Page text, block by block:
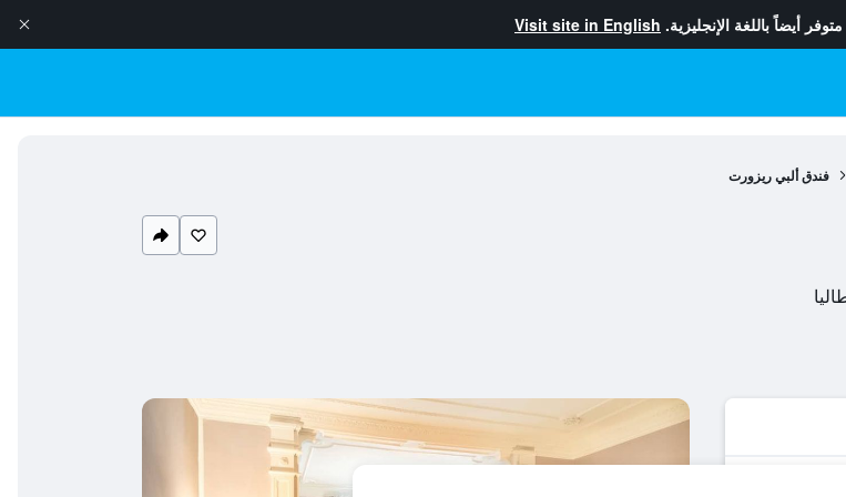
متوفر أيضاً باللغة الإنجليزية. Visit site in English
فندق ألبي ريزورت